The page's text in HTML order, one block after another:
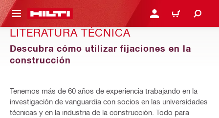
PRINCIPAL INICIE SESIÓN O
CARRITO
LITERATURA TÉCNICA
Descubra cómo utilizar fijaciones en la
construcción
Tenemos más de 60 años de experiencia trabajando en la
investigación de vanguardia con socios en las universidades
técnicas y en la industria de la construcción. Todo para